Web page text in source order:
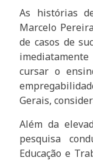
As histórias
Marcelo
de casos de
cursar o
Gerais,
Além da
pesquisa
Educação e